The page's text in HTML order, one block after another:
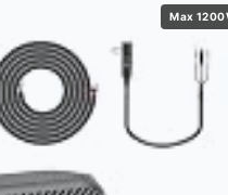
Max